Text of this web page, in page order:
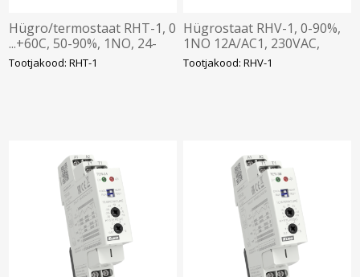
Hügro/termostaat RHT-1, 0
...+60C, 50-90%, 1NO, 24-
240VAC/DC, 1 moodul, Elko
Tootjakood: RHT-1
Hügrostaat RHV-1, 0-90%,
1NO 12A/AC1, 230VAC,
IP65, Elko
Tootjakood: RHV-1